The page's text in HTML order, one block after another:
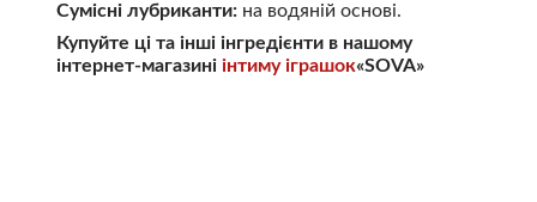
Сумісні лубриканти:на водяній основі.
Купуйте ці та інші інгредієнти в нашому
інтернет-магазині інтиму іграшок«SOVA»